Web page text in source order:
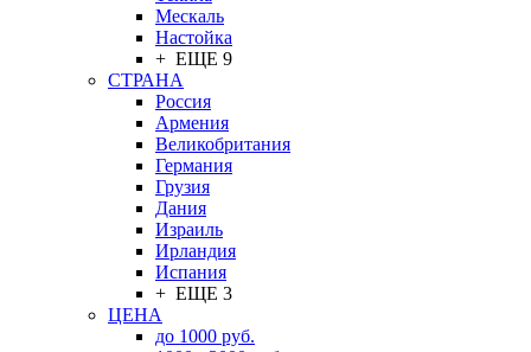
Мескаль
Настойка
+ ЕЩЕ 9
СТРАНА
Россия
Армения
Великобритания
Германия
Грузия
Дания
Израиль
Ирландия
Испания
+ ЕЩЕ 3
ЦЕНА
до 1000 руб.